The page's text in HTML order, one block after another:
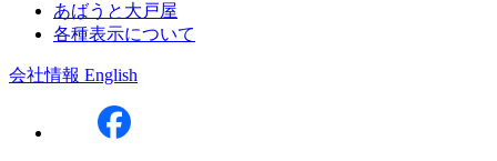
あばうと大戸屋
各種表示について
会社情報 English